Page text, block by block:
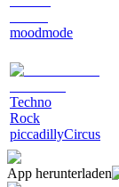
moodmode
Techno
Rock
piccadillyCircus
App herunterladen